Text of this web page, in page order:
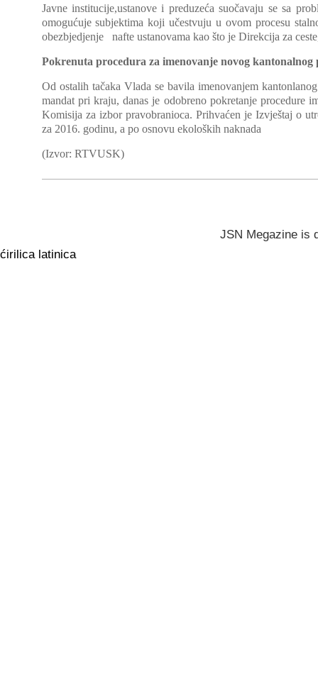
Javne institucije,ustanove i preduzeća suočavaju se sa
omogućuje subjektima koji učestvuju u ovom procesu
obezbjedjenje nafte ustanovama kao što je Direkcija za
Pokrenuta procedura za imenovanje novog kantonalnog
Od ostalih tačaka Vlada se bavila imenovanjem
mandat pri kraju, danas je odobreno pokretanje procedure
Komisija za izbor pravobranioca. Prihvaćen je Izvještaj o
za 2016. godinu, a po osnovu ekoloških naknada
(Izvor: RTVUSK)
JSN Megazine is
ćirilica latinica